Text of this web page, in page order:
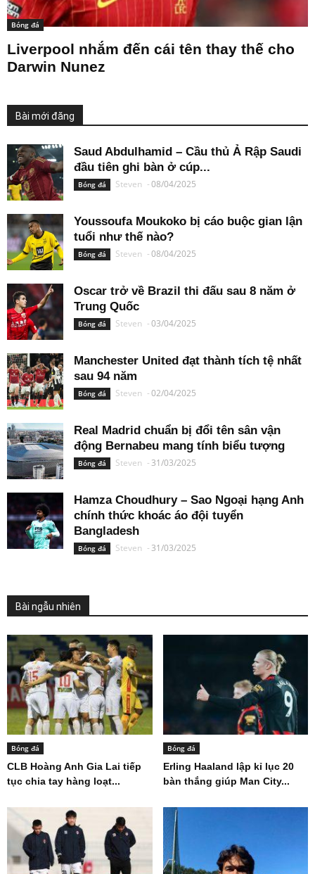
Bóng đá
Liverpool nhắm đến cái tên thay thế cho
Darwin Nunez
Bài mới đăng
Saud Abdulhamid – Cầu thủ Ả Rập Saudi
đầu tiên ghi bàn ở cúp...
Bóng đá Steven -08/04/2025
Youssoufa Moukoko bị cáo buộc gian lận
tuổi như thế nào?
Bóng đá Steven -08/04/2025
Oscar trở về Brazil thi đấu sau 8 năm ở
Trung Quốc
Bóng đá Steven -03/04/2025
Manchester United đạt thành tích tệ nhất
sau 94 năm
Bóng đá Steven -02/04/2025
Real Madrid chuẩn bị đổi tên sân vận
động Bernabeu mang tính biểu tượng
Bóng đá Steven - 31/03/2025
Hamza Choudhury – Sao Ngoại hạng Anh
chính thức khoác áo đội tuyển
Bangladesh
Bóng đá Steven - 31/03/2025
Bài ngẫu nhiên
Bóng đá
CLB Hoàng Anh Gia Lai tiếp
tục chia tay hàng loạt...
Bóng đá
Erling Haaland lập kỉ lục 20
bàn thắng giúp Man City...